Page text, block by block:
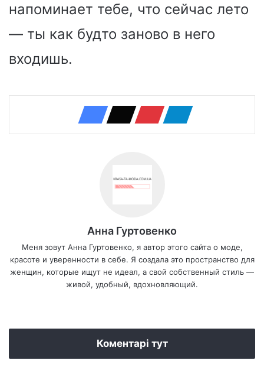
напоминает тебе, что сейчас лето
— ты как будто заново в него
входишь.
Анна Гуртовенко
Меня зовут Анна Гуртовенко, я автор этого сайта о моде,
красоте и уверенности в себе. Я создала это пространство для
женщин, которые ищут не идеал, а свой собственный стиль —
живой, удобный, вдохновляющий.
te
Коментарі тут